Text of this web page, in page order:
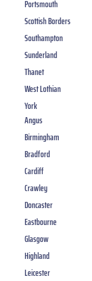
Portsmouth
Scottish Borders
Southampton
Sunderland
Thanet
West Lothian
York
Angus
Birmingham
Bradford
Cardiff
Crawley
Doncaster
Eastbourne
Glasgow
Highland
Leicester